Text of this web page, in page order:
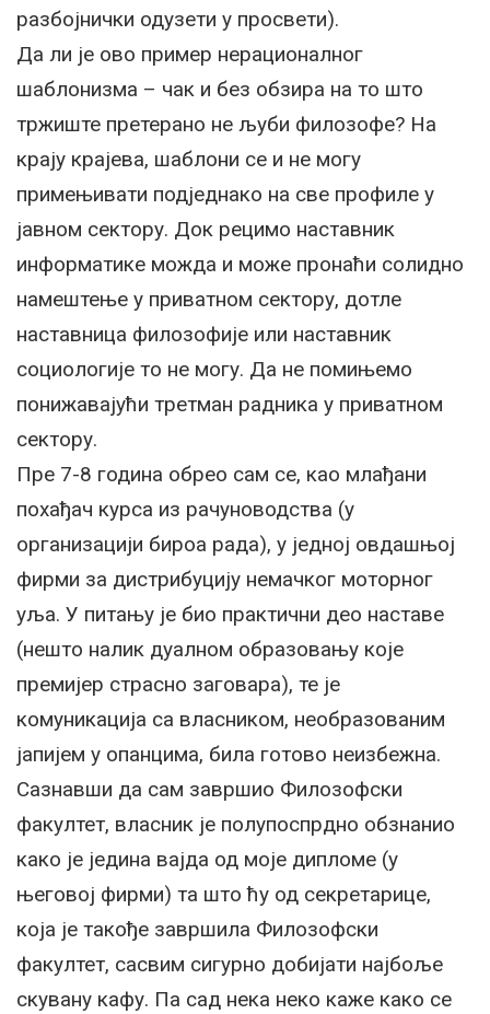
разбојнички одузети у просвети).
Да ли је ово пример нерационалног
шаблонизма – чак и без обзира на то што
тржиште претерано не љуби филозофе? На
крају крајева, шаблони се и не могу
примењивати подједнако на све профиле у
јавном сектору. Док рецимо наставник
информатике можда и може пронаћи солидно
намештење у приватном сектору, дотле
наставница филозофије или наставник
социологије то не могу. Да не помињемо
понижавајући третман радника у приватном
сектору.
Пре 7-8 година обрео сам се, као млађани
похађач курса из рачуноводства (у
организацији бироа рада), у једној овдашњој
фирми за дистрибуцију немачког моторног
уља. У питању је био практични део наставе
(нешто налик дуалном образовању које
премијер страсно заговара), те је
комуникација са власником, необразованим
јапијем у опанцима, била готово неизбежна.
Сазнавши да сам завршио Филозофски
факултет, власник је полупоспрдно обзнанио
како је једина вајда од моје дипломе (у
његовој фирми) та што ћу од секретарице,
која је такође завршила Филозофски
факултет, сасвим сигурно добијати најбоље
скувану кафу. Па сад нека неко каже како се